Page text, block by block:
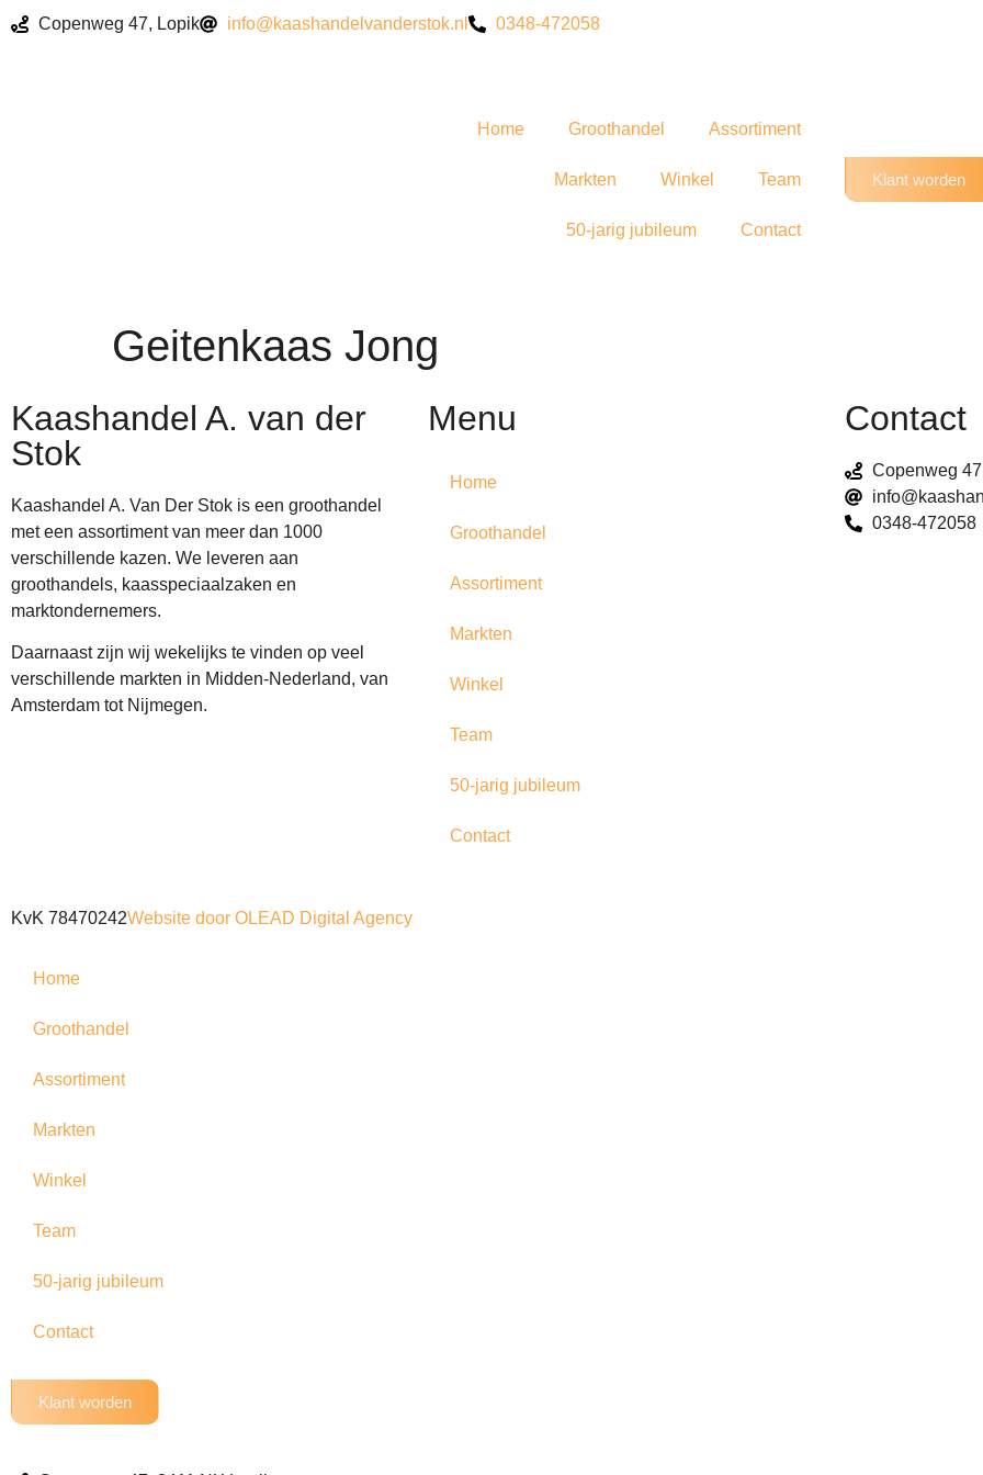
Copenweg 47, Lopik info@kaashandelvanderstok.nl 0348-472058
Home Groothandel Assortiment
Markten Winkel Team
50-jarig jubileum Contact
Klant worden
Geitenkaas Jong
Kaashandel A. van der
Stok
Kaashandel A. Van Der Stok is een groothandel
met een assortiment van meer dan 1000
verschillende kazen. We leveren aan
groothandels, kaasspeciaalzaken en
marktondernemers.
Daarnaast zijn wij wekelijks te vinden op veel
verschillende markten in Midden-Nederland, van
Amsterdam tot Nijmegen.
Menu
Home
Groothandel
Assortiment
Markten
Winkel
Team
50-jarig jubileum
Contact
Contact
Copenweg
0348-472058
KvK 78470242Website door OLEAD Digital Agency
Home
Groothandel
Assortiment
Markten
Winkel
Team
50-jarig jubileum
Contact
Klant worden